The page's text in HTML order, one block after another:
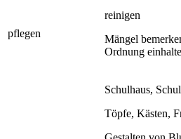
pflegen
reinigen
Mängel
Ordnung
Schulhaus,
Töpfe, Kästen,